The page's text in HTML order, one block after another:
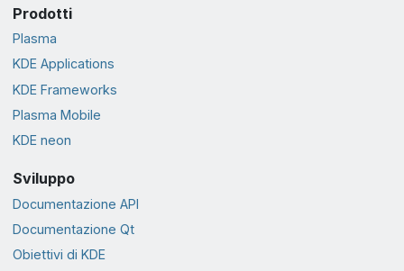
Prodotti
Plasma
KDE Applications
KDE Frameworks
Plasma Mobile
KDE neon
Sviluppo
Documentazione API
Documentazione Qt
Obiettivi di KDE